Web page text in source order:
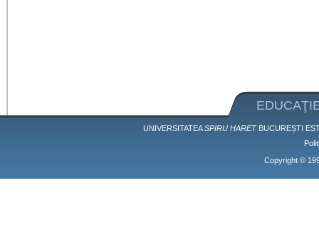
UNIVERSITATEASPIRU HARETBUCUREȘTI
Copyright ©